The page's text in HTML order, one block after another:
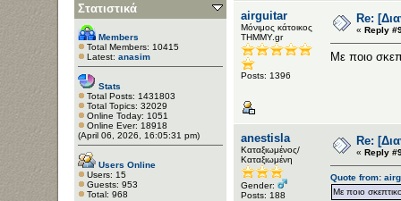
Στατιστικά
Members
Total Members: 10415
Latest: anasim
Stats
Total Posts: 1431803
Total Topics: 32029
Online Today: 1051
Online Ever: 18918
(April 06, 2026, 16:05:31 pm)
Users Online
Users: 15
Guests: 953
Total: 968
airguitar
Μόνιμος κάτοικος
ΤΗΜΜΥ.gr
Posts: 1396
Re:
« Reply
Με ποιο
anestisla
Καταξιωμένος/
Καταξιωμένη
Gender:
Posts: 188
Re:
« Reply
Quote from:
Με ποιο